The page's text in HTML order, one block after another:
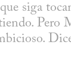
siga
Pero